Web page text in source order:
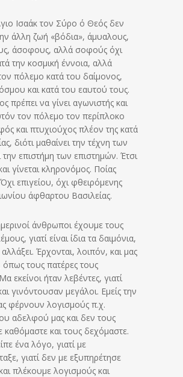
Ισαάκ τον Σύρο ό Θεός δεν
άλλη ζωή «βόδια», άμυαλους,
άσοφους, αλλά σοφούς όχι
την κοσμική έννοια, αλλά
πόλεμο κατά του δαίμονος,
και κατά του εαυτού τους.
πρέπει να γίνει αγωνιστής και
τον πόλεμο τον περίπλοκο
και πτυχιούχος πλέον της κατά
διότι μαθαίνει την τέχνη των
την επιστήμη των επιστημών. Έτσι
γίνεται κληρονόμος. Ποίας
επιγείου, όχι φθειρόμενης
άφθαρτου Βασιλείας.
άνθρωποι έχουμε τους
γιατί είναι ίδια τα δαιμόνια,
Έρχονται, λοιπόν, και μας
τους πατέρες τους
εκείνοι ήταν λεβέντες, γιατί
γινόντουσαν μεγάλοι. Εμείς την
φέρνουν λογισμούς π.χ.
αδελφού μας και δεν τους
και τους δεχόμαστε.
ένα λόγο, γιατί με
γιατί δεν με εξυπηρέτησε
πλέκουμε λογισμούς και